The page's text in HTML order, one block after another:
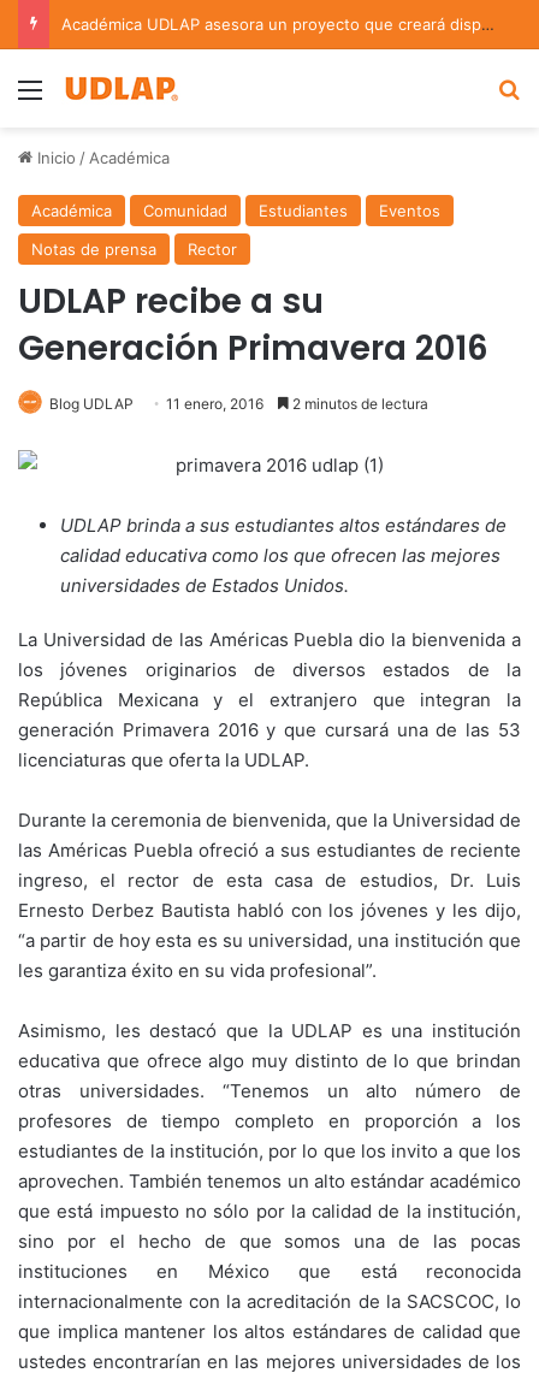
Académica UDLAP asesora un proyecto que creará dispositivo capaz de clasificar episodios ansioso-depresivos
Menu
Inicio / Académica
Académica Comunidad Estudiantes
Eventos
Notas de prensa
Rector
UDLAP recibe a su
Generación Primavera 2016
Blog UDLAP 11 enero, 2016 2 minutos de lectura
UDLAP brinda a sus estudiantes altos estándares de
calidad educativa como los que ofrecen las mejores
universidades de Estados Unidos.
La Universidad de las Américas Puebla dio la bienvenida a
los jóvenes originarios de diversos estados de la
República Mexicana y el extranjero que integran la
generación Primavera 2016 y que cursará una de las 53
licenciaturas que oferta la UDLAP.
Durante la ceremonia de bienvenida, que la Universidad de
las Américas Puebla ofreció a sus estudiantes de reciente
ingreso, el rector de esta casa de estudios, Dr. Luis
Ernesto Derbez Bautista habló con los jóvenes y les dijo,
“a partir de hoy esta es su universidad, una institución que
les garantiza éxito en su vida profesional”.
Asimismo, les destacó que la UDLAP es una institución
educativa que ofrece algo muy distinto de lo que brindan
otras universidades. “Tenemos un alto número de
profesores de tiempo completo en proporción a los
estudiantes de la institución, por lo que los invito a que los
aprovechen. También tenemos un alto estándar académico
que está impuesto no sólo por la calidad de la institución,
sino por el hecho de que somos una de las pocas
instituciones en México que está reconocida
internacionalmente con la acreditación de la SACSCOC, lo
que implica mantener los altos estándares de calidad que
ustedes encontrarían en las mejores universidades de los